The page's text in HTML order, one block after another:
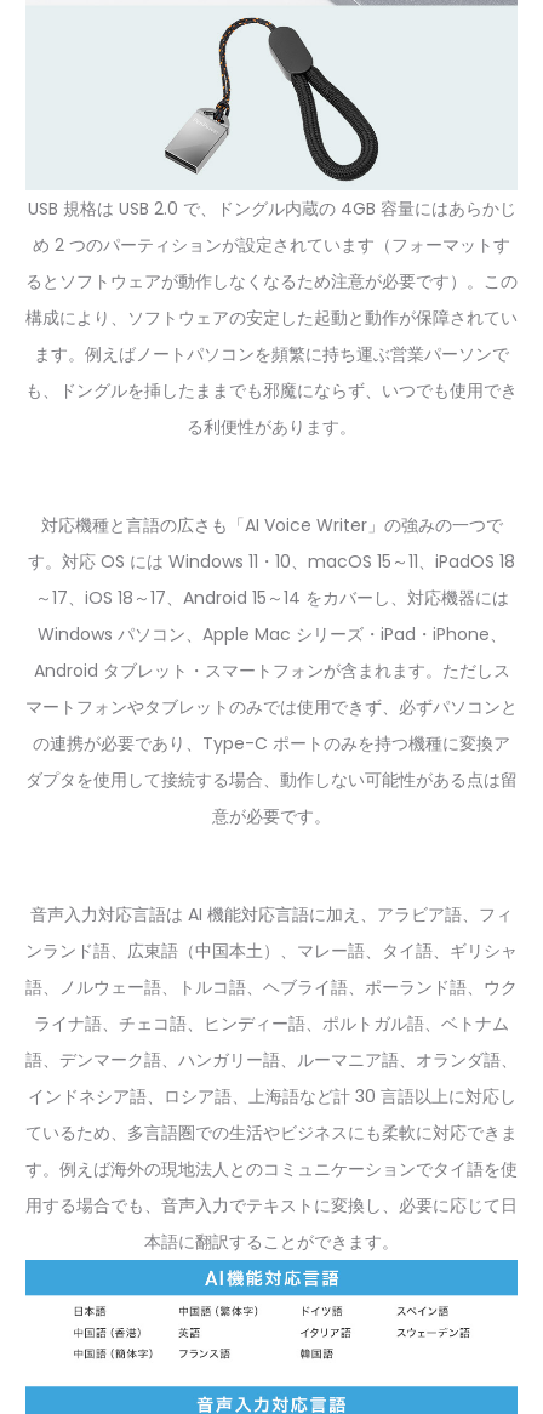
USB 規格は USB 2.0 で、ドングル内蔵の 4GB 容量にはあらかじ
め 2 つのパーティションが設定されています（フォーマットす
るとソフトウェアが動作しなくなるため注意が必要です）。この
構成により、ソフトウェアの安定した起動と動作が保障されてい
ます。例えばノートパソコンを頻繁に持ち運ぶ営業パーソンで
も、ドングルを挿したままでも邪魔にならず、いつでも使用でき
る利便性があります。
対応機種と言語の広さも「AI Voice Writer」の強みの一つで
す。対応 OS には Windows 11・10、macOS 15～11、iPadOS 18
～17、iOS 18～17、Android 15～14 をカバーし、対応機器には
Windows パソコン、Apple Mac シリーズ・iPad・iPhone、
Android タブレット・スマートフォンが含まれます。ただしス
マートフォンやタブレットのみでは使用できず、必ずパソコンと
の連携が必要であり、Type-C ポートのみを持つ機種に変換ア
ダプタを使用して接続する場合、動作しない可能性がある点は留
意が必要です。
音声入力対応言語は AI 機能対応言語に加え、アラビア語、フィ
ンランド語、広東語（中国本土）、マレー語、タイ語、ギリシャ
語、ノルウェー語、トルコ語、ヘブライ語、ポーランド語、ウク
ライナ語、チェコ語、ヒンディー語、ポルトガル語、ベトナム
語、デンマーク語、ハンガリー語、ルーマニア語、オランダ語、
インドネシア語、ロシア語、上海語など計 30 言語以上に対応し
ているため、多言語圏での生活やビジネスにも柔軟に対応できま
す。例えば海外の現地法人とのコミュニケーションでタイ語を使
用する場合でも、音声入力でテキストに変換し、必要に応じて日
本語に翻訳することができます。